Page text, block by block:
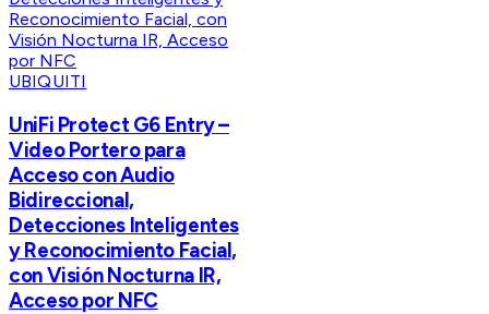
UBIQUITI
UniFi Protect G6 Entry –
Video Portero para
Acceso con Audio
Bidireccional,
Detecciones Inteligentes
y Reconocimiento Facial,
con Visión Nocturna IR,
Acceso por NFC